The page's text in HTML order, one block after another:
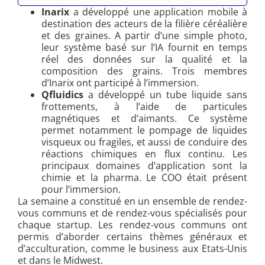
Inarix a développé une application mobile à
destination des acteurs de la filière céréalière
et des graines. A partir d’une simple photo,
leur système basé sur l’IA fournit en temps
réel des données sur la qualité et la
composition des grains. Trois membres
d’Inarix ont participé à l’immersion.
Qfluidics a développé un tube liquide sans
frottements, à l’aide de particules
magnétiques et d’aimants. Ce système
permet notamment le pompage de liquides
visqueux ou fragiles, et aussi de conduire des
réactions chimiques en flux continu. Les
principaux domaines d’application sont la
chimie et la pharma. Le COO était présent
pour l’immersion.
La semaine a constitué en un ensemble de rendez-
vous communs et de rendez-vous spécialisés pour
chaque startup. Les rendez-vous communs ont
permis d’aborder certains thèmes généraux et
d’acculturation, comme le business aux Etats-Unis
et dans le Midwest.